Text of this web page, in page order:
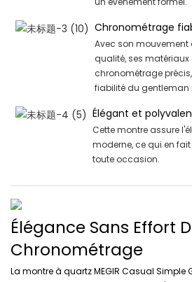
Chronométrage
Avec son
qualité, ses
chronométrage
fiabilité du gentleman
Élégant et
Cette montre assure
moderne, ce qui en
toute occasion.
Élégance Sans Effort
Chronométrage
La montre à quartz MEGIR Casual Simple